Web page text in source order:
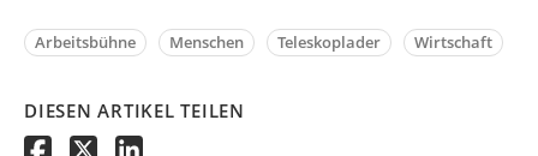
Arbeitsbühne Menschen Teleskoplader Wirtschaft
DIESEN ARTIKEL TEILEN